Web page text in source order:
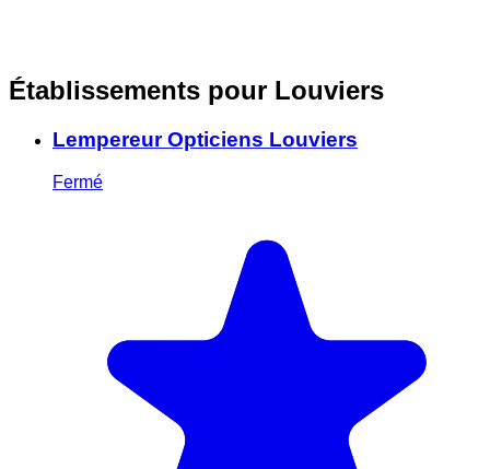
Établissements pour Louviers
Lempereur Opticiens Louviers
Fermé